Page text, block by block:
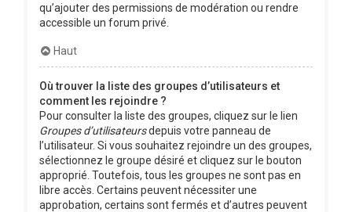
qu’ajouter des permissions de modération ou rendre
accessible un forum privé.
Haut
Où trouver la liste des groupes d’utilisateurs et
comment les rejoindre ?
Pour consulter la liste des groupes, cliquez sur le lien
Groupes d’utilisateursdepuis votre panneau de
l’utilisateur. Si vous souhaitez rejoindre un des groupes,
sélectionnez le groupe désiré et cliquez sur le bouton
approprié. Toutefois, tous les groupes ne sont pas en
libre accès. Certains peuvent nécessiter une
approbation, certains sont fermés et d’autres peuvent